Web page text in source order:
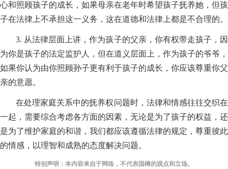
心和照顾孩子的成长，如果母亲在老年时希望孩子抚养她，但孩
子在法律上不承担这一义务，这在道德和法律上都是不合理的。
3. 从法律层面上讲，作为孩子的父亲，你有权带走孩子，因
为你是孩子的法定监护人，但在道义层面上，作为孩子的爷爷，
如果你认为由你照顾孙子更有利于孩子的成长，你应该尊重你父
亲的意愿。
在处理家庭关系中的抚养权问题时，法律和情感往往交织在
一起，需要综合考虑各方面的因素，无论是为了孩子的权益，还
是为了维护家庭的和谐，我们都应该遵循法律的规定，尊重彼此
的情感，以理智和成熟的态度解决问题。
特别声明：本内容来自于网络，不代表国樽的观点和立场。